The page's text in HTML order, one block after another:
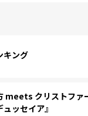
キング
meets クリストファ
ッセイア』